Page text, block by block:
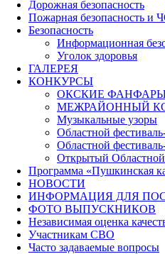
Дорожная безопасность
Пожарная безопасность и
Безопасность
Информационная
Уголок здоровья
ГАЛЕРЕЯ
КОНКУРСЫ
ОКСКИЕ
МЕЖРАЙОННЫЙ
Музыкальные узоры
Областной
Областной
Открытый Областной
Программа «Пушкинская
НОВОСТИ
ИНФОРМАЦИЯ ДЛЯ
ФОТО ВЫПУСКНИКОВ
Независимая оценка
Участникам СВО
Часто задаваемые вопросы